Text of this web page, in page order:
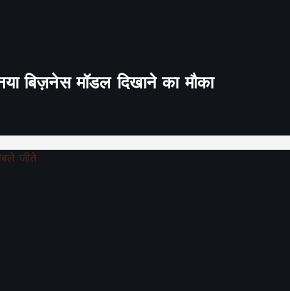
बिज़नेस मॉडल दिखाने का मौका